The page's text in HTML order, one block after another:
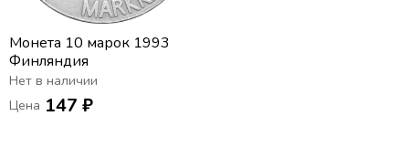
Монета 10 марок 1993
Финляндия
Нет в наличии
Цена 147 ₽